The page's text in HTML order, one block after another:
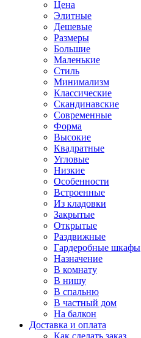
Цена
Элитные
Дешевые
Размеры
Большие
Маленькие
Стиль
Минимализм
Классические
Скандинавские
Современные
Форма
Высокие
Квадратные
Угловые
Низкие
Особенности
Встроенные
Из кладовки
Закрытые
Открытые
Раздвижные
Гардеробные шкафы
Назначение
В комнату
В нишу
В спальню
В частный дом
На балкон
Доставка и оплата
Как сделать заказ